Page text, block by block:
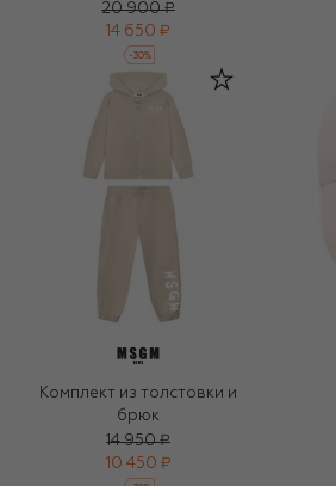
20 900 ₽
14 650 ₽
-30%
Комплект из толстовки и
брюк
14 950 ₽
10 450 ₽